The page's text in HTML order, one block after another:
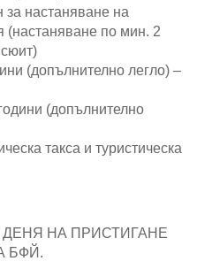
за настаняване на
(настаняване по мин. 2
(допълнително легло) –
(допълнително
такса и туристическа
НА ПРИСТИГАНЕ
БФЙ.